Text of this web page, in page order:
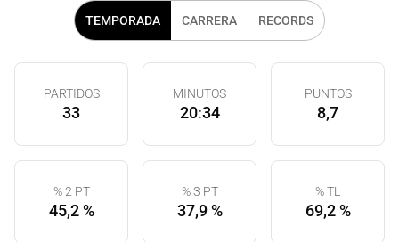
TEMPORADA CARRERA RECORDS
PARTIDOS
33
MINUTOS
20:34
PUNTOS
8,7
% 2 PT
45,2 %
% 3 PT
37,9 %
% TL
69,2 %